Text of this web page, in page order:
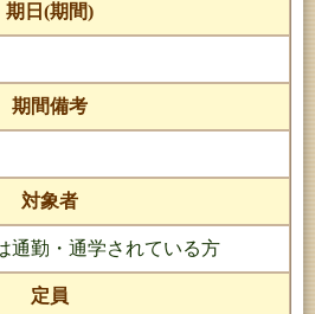
期日(期間)
期間備考
対象者
通勤・通学されている方
定員